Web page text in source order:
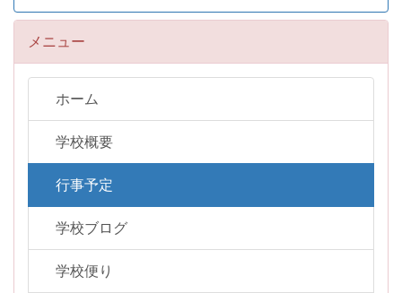
メニュー
ホーム
学校概要
行事予定
学校ブログ
学校便り